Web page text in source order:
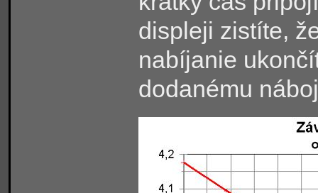
displeji zistíte,
nabíjanie
dodanému